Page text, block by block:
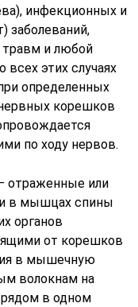
инфекционных и
заболеваний,
травм и любой
всех этих случаях
определенных
корешков
по ходу нервов.
отраженные или
в мышцах спины
органов
от корешков
в мышечную
волокнам на
в одном